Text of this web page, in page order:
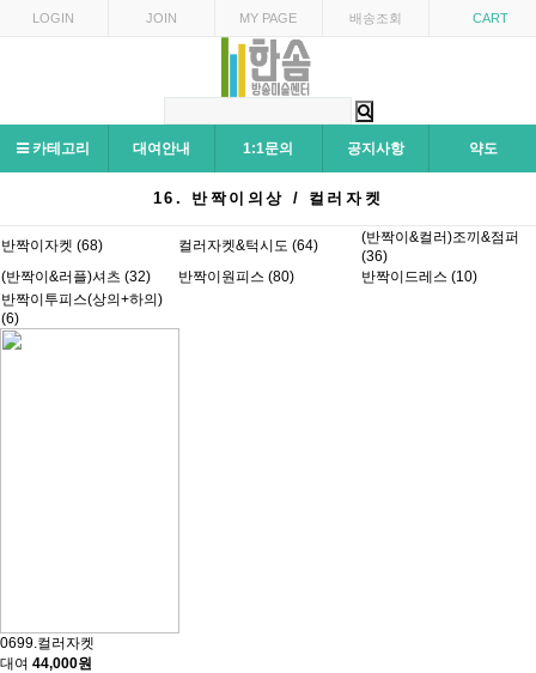
LOGIN JOIN MY PAGE 배송조회 CART
카테고리 대여안내 1:1문의 공지사항 약도
16. 반짝이의상 / 컬러자켓
반짝이자켓 (68) 컬러자켓&턱시도 (64)
(반짝이&컬러)조끼&점퍼
(36)
(반짝이&러플)셔츠 (32)
반짝이원피스 (80)
반짝이드레스 (10)
반짝이투피스(상의+하의)
(6)
0699.컬러자켓
대여 44,000원